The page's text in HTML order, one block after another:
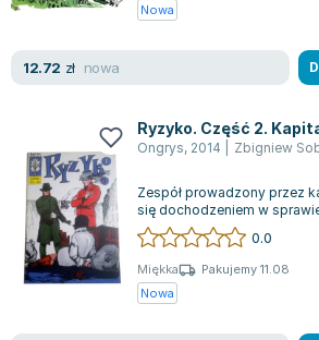
Książki do nauk przyrodniczych dla
Książki do nauk społecznych dla
Prawo - książki dla studentów
Technologia żywności - książki
Zarządzanie i marketing - książki
Nauka języków obcych - książki
Podręczniki dla nauczycieli -
Repetytoria, testy i materiały
Wanda Chotomska
Clive Staples Lewis
Martyna Wojciechowska
Melissa De la Cruz
Blanka Lipińska
Jaś Kapela
Agatha Christie
Nowa
12.72 zł nowa
Ryzyko. Część 2.
Ongrys, 2014 Zbigniew
Zespół prowadzony przez
się dochodzeniem w
miejsce w muzeum
0.0
Miękka
Pakujemy 11.08
Nowa